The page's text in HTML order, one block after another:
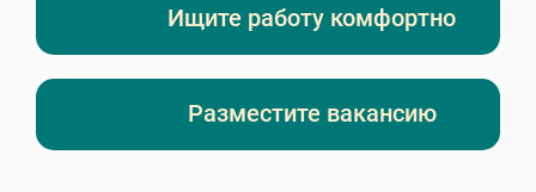
Ищите работу комфортно
Разместите вакансию